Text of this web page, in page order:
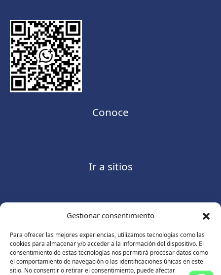
Gestionar consentimiento
Para ofrecer las mejores experiencias, utilizamos tecnologías como las
cookies para almacenar y/o acceder a la información del dispositivo. El
consentimiento de estas tecnologías nos permitirá procesar datos como
el comportamiento de navegación o las identificaciones únicas en este
sitio. No consentir o retirar el consentimiento, puede afectar
Conoce
Ir a sitios
Contáctanos
Consulte nuestroAviso de privacidad